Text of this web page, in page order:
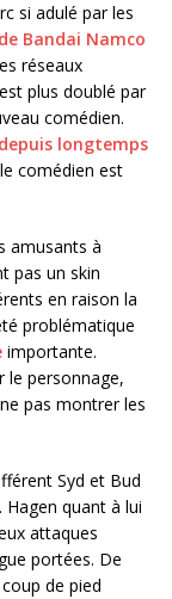
si adulé par les
Bandai Namco
réseaux
plus doublé par
comédien.
longtemps
comédien est
amusants à
pas un skin
en raison la
problématique
importante.
le personnage,
pas montrer les
Syd et Bud
Hagen quant à lui
attaques
portées. De
de pied